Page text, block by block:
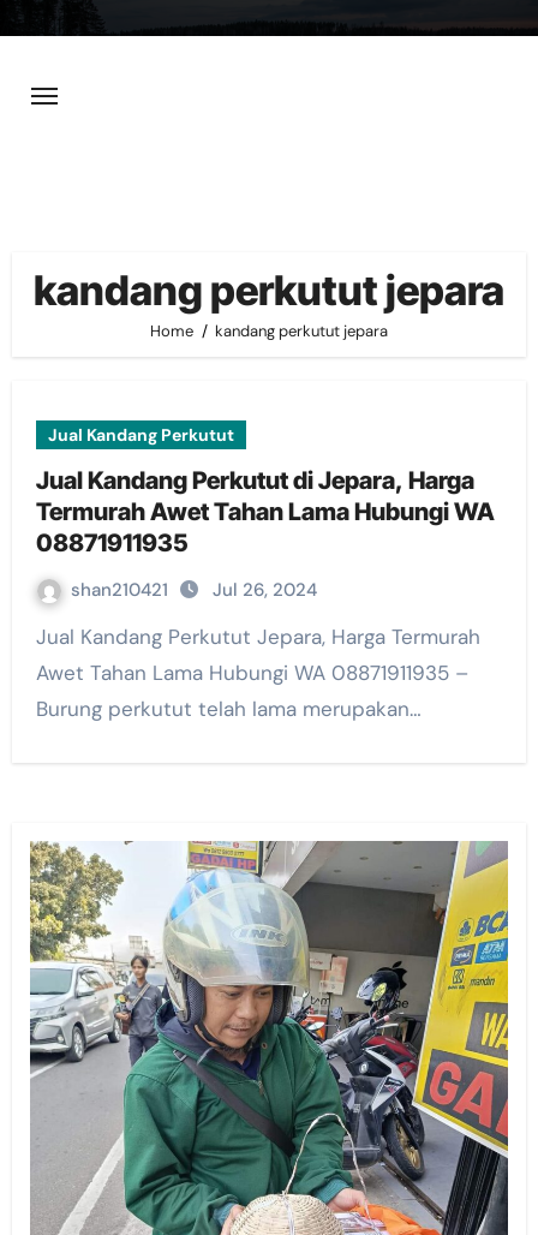
content
kandang perkutut jepara
Home kandang perkutut jepara
Jual Kandang Perkutut
Jual Kandang Perkutut di Jepara, Harga
Termurah Awet Tahan Lama Hubungi WA
08871911935
shan210421 Jul 26, 2024
Jual Kandang Perkutut Jepara, Harga Termurah
Awet Tahan Lama Hubungi WA 08871911935 –
Burung perkutut telah lama merupakan…